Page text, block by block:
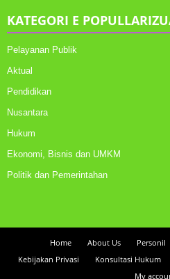
KATEGORI E
Pelayanan Publik
Aktual
Pendidikan
Nusantara
Hukum
Ekonomi, Bisnis dan UMKM
Politik dan Pemerintahan
Home About Us Personil
Kebijakan Privasi
Konsultasi Hukum
My